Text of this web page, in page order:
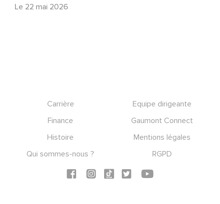
Le 22 mai 2026
Carrière
Equipe dirigeante
Finance
Gaumont Connect
Histoire
Mentions légales
Qui sommes-nous ?
RGPD
Social icons